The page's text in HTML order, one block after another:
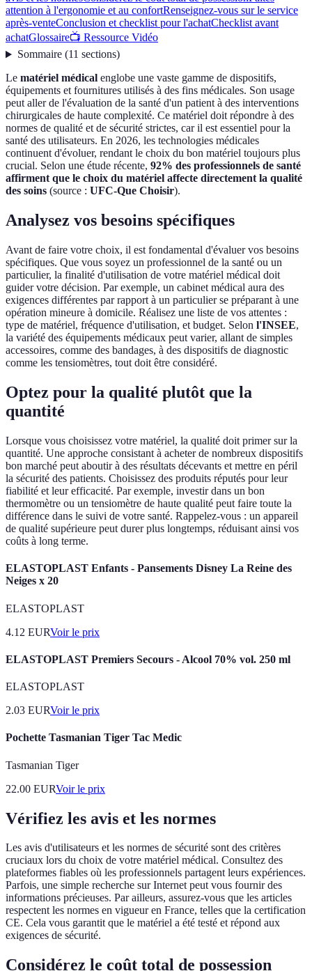
attention à l'ergonomie et au confortRenseignez-vous sur le service
après-venteConclusion et checklist pour l'achatChecklist avant
achatGlossaire📺 Ressource Vidéo
Sommaire(11 sections)
Le matériel médical englobe une vaste gamme de dispositifs,
équipements et fournitures utilisés à des fins médicales. Son usage
peut aller de l'évaluation de la santé d'un patient à des interventions
chirurgicales de haute complexité. Ce matériel doit répondre à des
normes de qualité et de sécurité strictes, car il est essentiel pour la
santé des utilisateurs. En 2026, les technologies médicales
continuent d'évoluer, rendant le choix du bon matériel toujours plus
crucial. Selon une étude récente, 92% des professionnels de santé
affirment que le choix du matériel affecte directement la qualité
des soins (source : UFC-Que Choisir).
Analysez vos besoins spécifiques
Avant de faire votre choix, il est fondamental d'évaluer vos besoins
spécifiques. Que vous soyez un professionnel de la santé ou un
particulier, la finalité d'utilisation de votre matériel médical doit
guider votre décision. Par exemple, un cabinet médical aura des
exigences différentes par rapport à un particulier se préparant à une
opération mineure à domicile. Réalisez une liste de vos attentes :
type de matériel, fréquence d'utilisation, et budget. Selon l'INSEE,
la variété des équipements médicaux peut varier, allant de simples
accessoires, comme des bandages, à des dispositifs de diagnostic
comme les tensiomètres, tout doit être considéré.
Optez pour la qualité plutôt que la
quantité
Lorsque vous choisissez votre matériel, la qualité doit primer sur la
quantité. Une approche consistant à acheter de nombreux dispositifs
bon marché peut aboutir à des résultats décevants et mettre en péril
la sécurité des patients. Choisissez des produits réputés pour leur
fiabilité et leur efficacité. Par exemple, investir dans un bon
thermomètre ou un tensiomètre de haute qualité peut faire toute la
différence dans le suivi de votre santé. Rappelez-vous : un appareil
de qualité supérieure peut durer plus longtemps, réduisant ainsi vos
coûts à long terme.
ELASTOPLAST Enfants - Pansements Disney La Reine des
Neiges x 20
ELASTOPLAST
4.12 EURVoir le prix
ELASTOPLAST Premiers Secours - Alcool 70% vol. 250 ml
ELASTOPLAST
2.03 EURVoir le prix
Pochette Tasmanian Tiger Tac Medic
Tasmanian Tiger
22.00 EURVoir le prix
Vérifiez les avis et les normes
Les avis d'utilisateurs et les normes de sécurité sont des critères
cruciaux lors du choix de votre matériel médical. Consultez des
plateformes fiables où les professionnels partagent leurs expériences.
Parfois, une simple recherche sur Internet peut vous fournir des
informations précieuses. Par ailleurs, assurez-vous que les articles
respectent les normes en vigueur en France, telles que la certification
CE. Cela vous garantit que le matériel a été testé et répond aux
exigences de sécurité.
Considérez le coût total de possession